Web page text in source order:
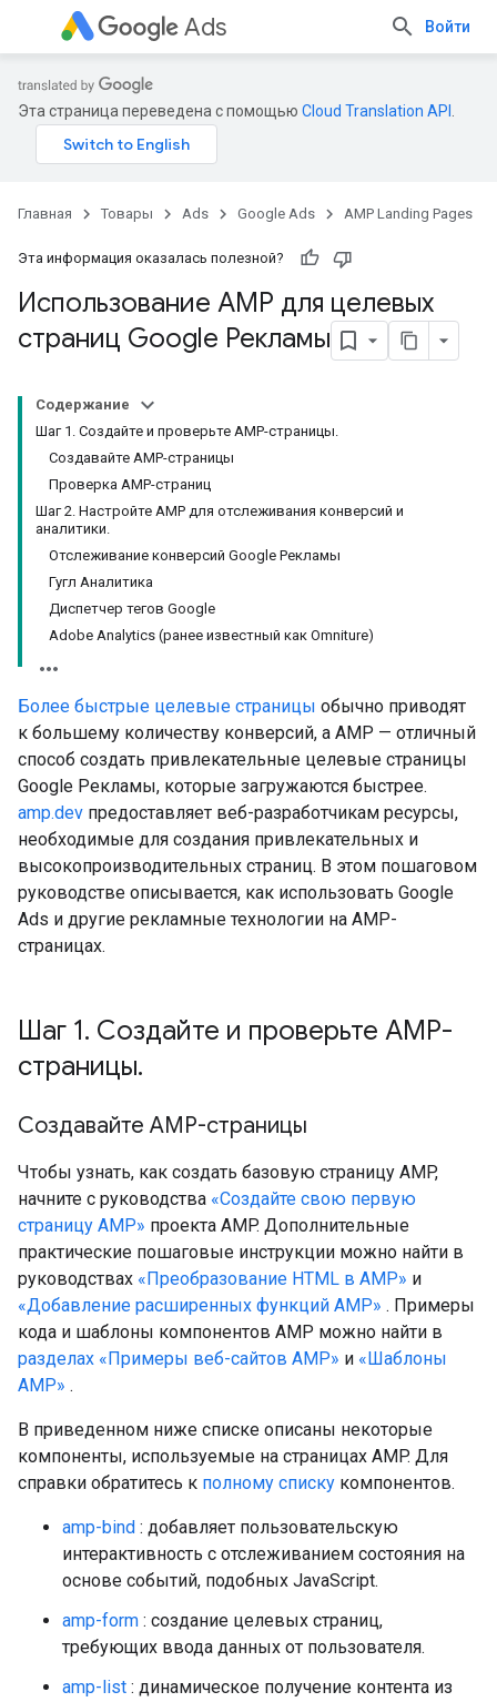
Ads Войти
Эта страница переведена с помощью Cloud Translation API
Главная Товары Ads Google Ads AMP Landing Pages
Эта информация оказалась полезной?
Использование AMP для целевых
страниц Google Рекламы
Содержание
Шаг 1. Создайте и проверьте AMP-страницы.
Создавайте AMP-страницы
Проверка AMP-страниц
Шаг 2. Настройте AMP для отслеживания конверсий и
аналитики.
Отслеживание конверсий Google Рекламы
Гугл Аналитика
Диспетчер тегов Google
Adobe Analytics (ранее известный как Omniture)
Более быстрые целевые страницы обычно приводят
к большему количеству конверсий, а AMP — отличный
способ создать привлекательные целевые страницы
Google Рекламы, которые загружаются быстрее.
amp.dev предоставляет веб-разработчикам ресурсы,
необходимые для создания привлекательных и
высокопроизводительных страниц. В этом пошаговом
руководстве описывается, как использовать Google
Ads и другие рекламные технологии на AMP-
страницах.
Шаг 1. Создайте и проверьте AMP-
страницы.
Создавайте AMP-страницы
Чтобы узнать, как создать базовую страницу AMP,
начните с руководства «Создайте свою первую
страницу AMP» проекта AMP. Дополнительные
практические пошаговые инструкции можно найти в
руководствах «Преобразование HTML в AMP» и
«Добавление расширенных функций AMP» . Примеры
кода и шаблоны компонентов AMP можно найти в
разделах «Примеры веб-сайтов AMP» и «Шаблоны
AMP» .
В приведенном ниже списке описаны некоторые
компоненты, используемые на страницах AMP. Для
справки обратитесь к полному списку компонентов.
amp-bind : добавляет пользовательскую
интерактивность с отслеживанием состояния на
основе событий, подобных JavaScript.
amp-form : создание целевых страниц,
требующих ввода данных от пользователя.
amp-list : динамическое получение контента из